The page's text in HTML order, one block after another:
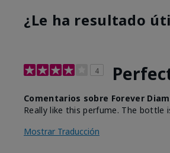
¿Le ha resultado
4
Comentarios sobre Forever
Really like this perfume. The bottle
Mostrar Traducción